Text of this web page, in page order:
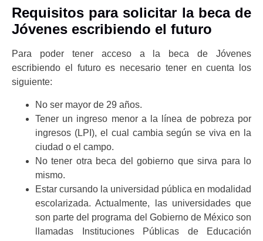
Requisitos para solicitar la beca de
Jóvenes escribiendo el futuro
Para poder tener acceso a la beca de Jóvenes
escribiendo el futuro es necesario tener en cuenta los
siguiente:
No ser mayor de 29 años.
Tener un ingreso menor a la línea de pobreza por
ingresos (LPI), el cual cambia según se viva en la
ciudad o el campo.
No tener otra beca del gobierno que sirva para lo
mismo.
Estar cursando la universidad pública en modalidad
escolarizada. Actualmente, las universidades que
son parte del programa del Gobierno de México son
llamadas Instituciones Públicas de Educación